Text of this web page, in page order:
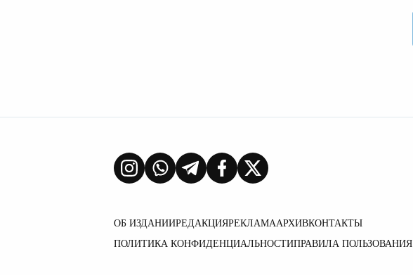
ОБ ИЗДАНИИРЕДАКЦИЯРЕКЛАМААРХИВКОНТАКТЫ
ПОЛИТИКА КОНФИДЕНЦИАЛЬНОСТИПРАВИЛА ПОЛЬЗОВАНИЯ